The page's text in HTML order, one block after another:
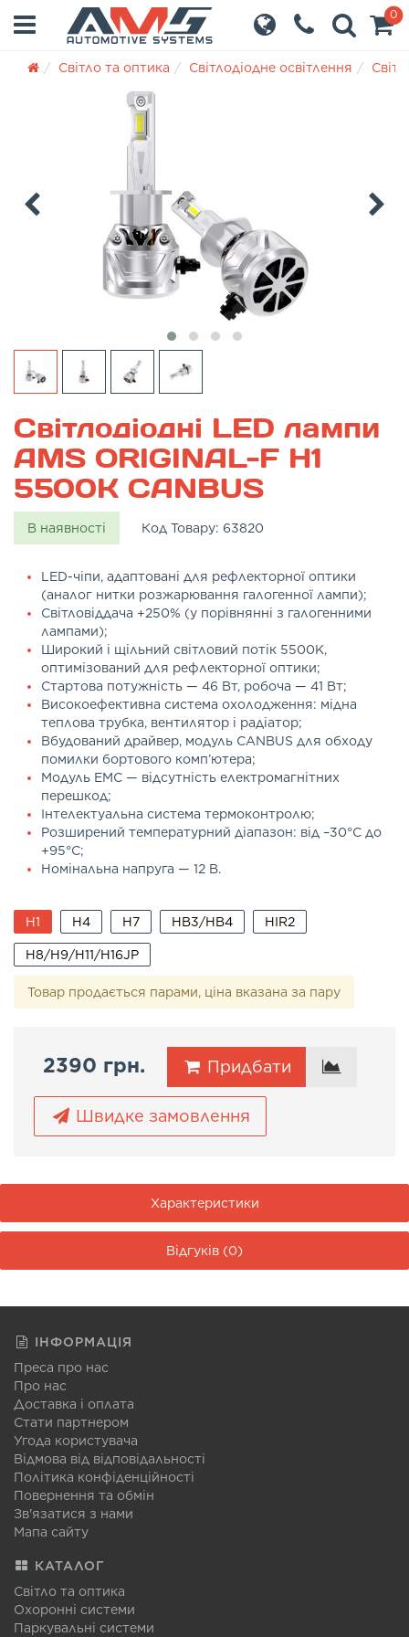
0
Світло та оптика Світлодіодне освітлення
Світлодіодні LED лампи
AMS ORIGINAL-F H1
5500K CANBUS
В наявності Код Товару: 63820
LED-чіпи, адаптовані для рефлекторної оптики
(аналог нитки розжарювання галогенної лампи);
Світловіддача +250% (у порівнянні з галогенними
лампами);
Широкий і щільний світловий потік 5500K,
оптимізований для рефлекторної оптики;
Стартова потужність — 46 Вт, робоча — 41 Вт;
Високоефективна система охолодження: мідна
теплова трубка, вентилятор і радіатор;
Вбудований драйвер, модуль CANBUS для обходу
помилки бортового комп’ютера;
Модуль EMC — відсутність електромагнітних
перешкод;
Інтелектуальна система термоконтролю;
Розширений температурний діапазон: від –30°C до
+95°C;
Номінальна напруга — 12 В.
H1 H4 H7 HB3/HB4 HIR2
H8/H9/H11/H16JP
Товар продається парами, ціна вказана за пару
2390 грн. Придбати
Швидке замовлення
Характеристики
Відгуків (0)
ІНФОРМАЦІЯ
Преса про нас
Про нас
Доставка і оплата
Стати партнером
Угода користувача
Відмова від відповідальності
Політика конфіденційності
Повернення та обмін
Зв'язатися з нами
Мапа сайту
КАТАЛОГ
Світло та оптика
Охоронні системи
Паркувальні системи